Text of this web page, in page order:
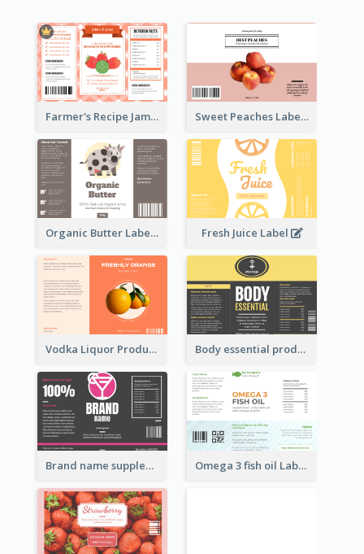
Farmer's Recipe Jam Label Sweet Peaches Label
Organic Butter Label Fresh Juice Label
Vodka Liquor Product Label Body essential product label
Brand name supplement Label Omega 3 fish oil Label